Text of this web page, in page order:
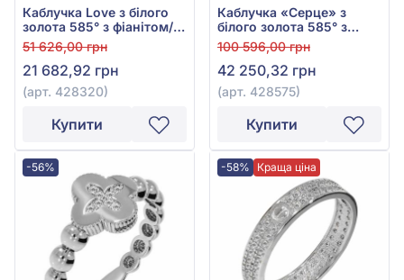
Каблучка Love з білого
золота 585° з фіанітом/
куб.цирконієм, арт.
428320
51 626,00 грн
21 682,92 грн
(арт. 428320)
Купити
Каблучка «Серце» з
білого золота 585° з
фіанітом/куб.цирконієм,
арт. 428575
100 596,00 грн
42 250,32 грн
(арт. 428575)
Купити
-56% -58% Краща ціна